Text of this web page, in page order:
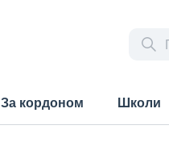
За кордоном Школи